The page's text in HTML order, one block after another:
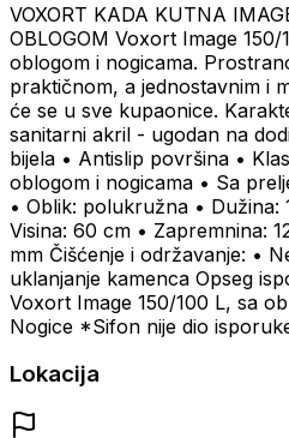
VOXORT KADA KUTNA
OBLOGOM Voxort Image
oblogom i nogicama.
praktičnom, a jednostavnim i
će se u sve kupaonice.
sanitarni akril - ugodan na
bijela • Antislip površina •
oblogom i nogicama • Sa
• Oblik: polukružna • Dužina:
Visina: 60 cm • Zapremnina:
mm Čišćenje i održavanje: •
uklanjanje kamenca Opseg
Voxort Image 150/100 L, sa
Nogice *Sifon nije dio
Lokacija